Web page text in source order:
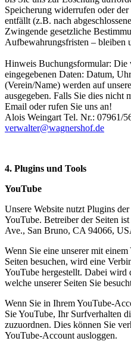
Speicherung widerrufen oder
entfällt (z.B. nach
Zwingende gesetzliche
Aufbewahrungsfristen – bleiben
Hinweis Buchungsformular: Die
eingegebenen Daten: Datum,
(Verein/Name) werden auf
ausgegeben. Falls Sie dies nicht
Email oder rufen Sie uns an!
Alois Weingart Tel. Nr.: 07961/
verwalter@wagnershof.de
4. Plugins und Tools
YouTube
Unsere Website nutzt Plugins
YouTube. Betreiber der Seiten
Ave., San Bruno, CA 94066,
Wenn Sie eine unserer mit
Seiten besuchen, wird eine
YouTube hergestellt. Dabei wird
welche unserer Seiten Sie
Wenn Sie in Ihrem YouTube-
Sie YouTube, Ihr Surfverhalten
zuzuordnen. Dies können Sie
YouTube-Account ausloggen.